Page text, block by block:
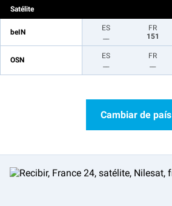
Satélite
beIN
ES
FR
151
OSN
ES
FR
Cambiar de país